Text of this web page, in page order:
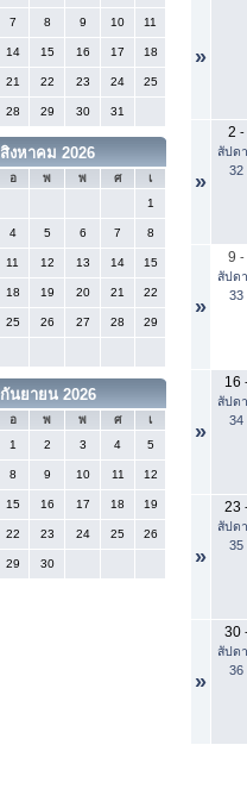
7 8 9 10 11
14 15 16 17 18
21 22 23 24 25
28 29 30 31
สิงหาคม 2026
อ พ พ ศ
เ
1
4 5 6 7 8
11 12 13 14 15
18 19 20 21 22
25 26 27 28 29
กันยายน 2026
อ พ พ ศ
เ
1
2 3 4 5
8 9 10 11 12
15 16 17 18 19
22 23 24 25 26
29 30
»
»
2 -
สัปด
32
»
9 -
สัปด
33
»
16
สัปด
34
»
23
สัปด
35
»
30
สัปด
36